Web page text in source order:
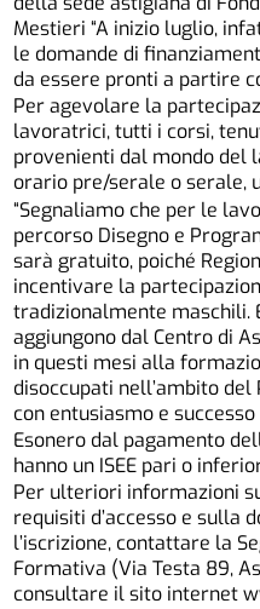
Mestieri “A inizio luglio,
le domande di
da essere pronti a partire
Per agevolare la
lavoratrici, tutti i corsi,
provenienti dal mondo del
orario pre/serale o serale,
“Segnaliamo che per le
percorso Disegno e
sarà gratuito, poiché
incentivare la
tradizionalmente maschili.
aggiungono dal Centro di
in questi mesi alla
disoccupati nell’ambito
con entusiasmo e
Esonero dal pagamento
hanno un ISEE pari o
Per ulteriori informazioni
requisiti d’accesso e sulla
l’iscrizione, contattare la
Formativa (Via Testa 89,
consultare il sito internet